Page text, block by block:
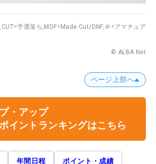
CUT=予選落ち, MDF=Made Cut/DNF,＠=アマチュア
© ALBA Net
ページ上部へ
・アップ
イントランキングはこちら
年間日程 ポイント・成績